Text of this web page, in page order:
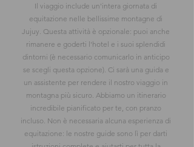
Il viaggio include un'intera giornata di
equitazione nelle bellissime montagne di
Jujuy. Questa attività è opzionale: puoi anche
rimanere e goderti l'hotel e i suoi splendidi
dintorni (è necessario comunicarlo in anticipo
se scegli questa opzione). Ci sarà una guida e
un assistente per rendere il nostro viaggio in
montagna più sicuro. Abbiamo un itinerario
incredibile pianificato per te, con pranzo
incluso. Non è necessaria alcuna esperienza di
equitazione: le nostre guide sono lì per darti